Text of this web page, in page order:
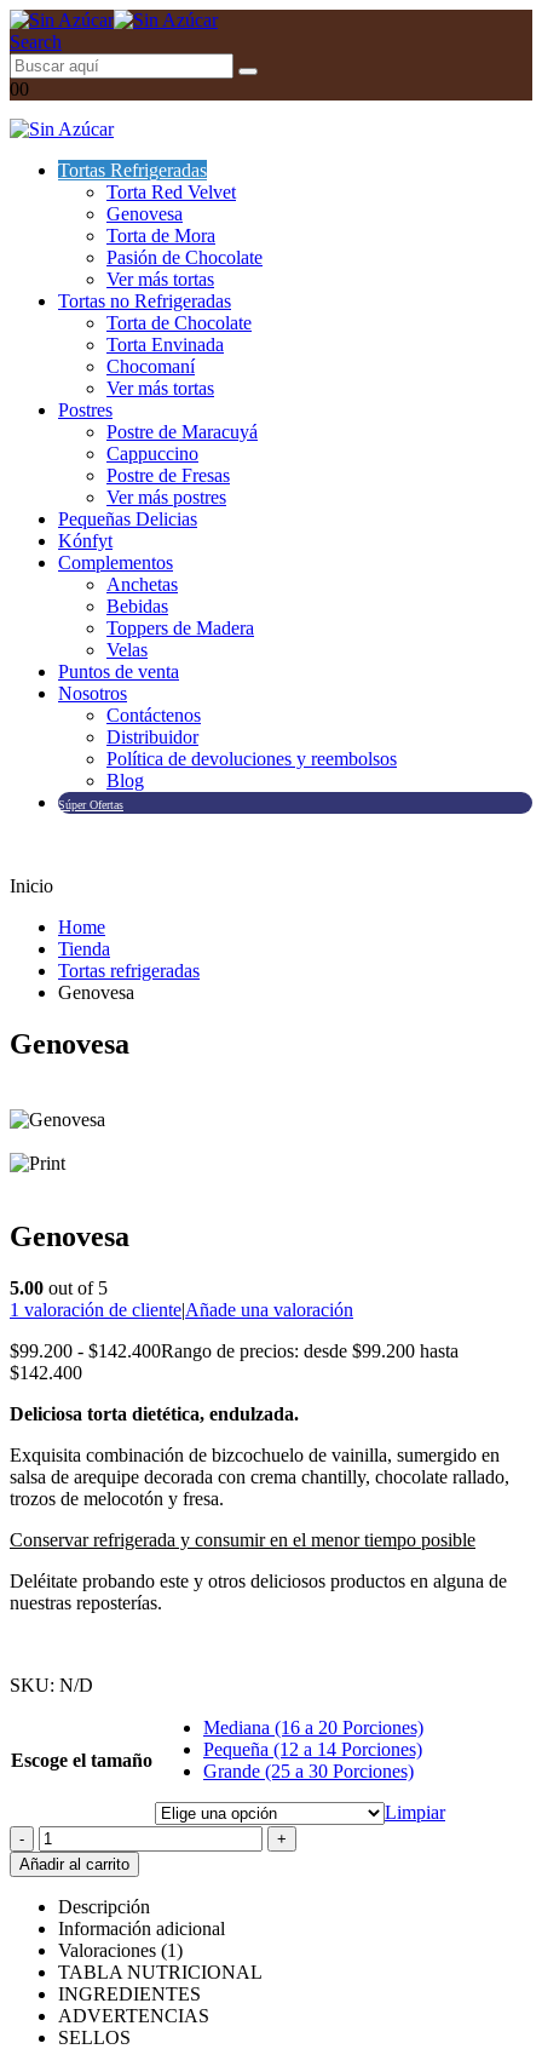
Search
00
Tortas Refrigeradas
Torta Red Velvet
Genovesa
Torta de Mora
Pasión de Chocolate
Ver más tortas
Tortas no Refrigeradas
Torta de Chocolate
Torta Envinada
Chocomaní
Ver más tortas
Postres
Postre de Maracuyá
Cappuccino
Postre de Fresas
Ver más postres
Pequeñas Delicias
Kónfyt
Complementos
Anchetas
Bebidas
Toppers de Madera
Velas
Puntos de venta
Nosotros
Contáctenos
Distribuidor
Política de devoluciones y reembolsos
Blog
Súper Ofertas
Inicio
Home
Tienda
Tortas refrigeradas
Genovesa
Genovesa
Genovesa
5.00 out of 5
1 valoración de cliente|Añade una valoración
$99.200 - $142.400Rango de precios: desde $99.200 hasta
$142.400
Deliciosa torta dietética, endulzada.
Exquisita combinación de bizcochuelo de vainilla, sumergido en
salsa de arequipe decorada con crema chantilly, chocolate rallado,
trozos de melocotón y fresa.
Conservar refrigerada y consumir en el menor tiempo posible
Deléitate probando este y otros deliciosos productos en alguna de
nuestras reposterías.
SKU: N/D
Escoge el tamaño
Mediana (16 a 20 Porciones)
Pequeña (12 a 14 Porciones)
Grande (25 a 30 Porciones)
Limpiar
-
+
Añadir al carrito
Descripción
Información adicional
Valoraciones (1)
TABLA NUTRICIONAL
INGREDIENTES
ADVERTENCIAS
SELLOS